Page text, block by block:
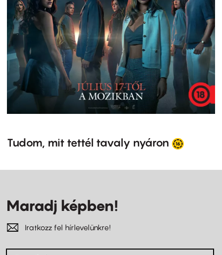
Tudom, mit tettél tavaly nyáron
Maradj képben!
Iratkozz fel hírlevelünkre!